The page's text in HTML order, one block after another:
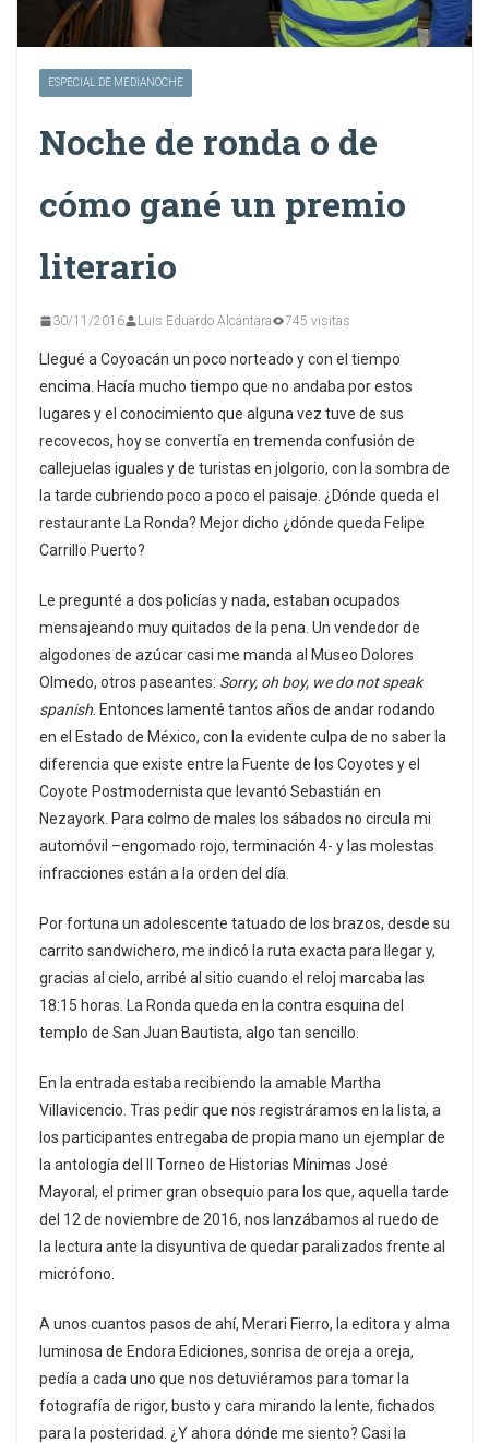
ESPECIAL DE MEDIANOCHE
Noche de ronda o de
cómo gané un premio
literario
30/11/2016 Luis Eduardo Alcántara 745 visitas
Llegué a Coyoacán un poco norteado y con el tiempo
encima. Hacía mucho tiempo que no andaba por estos
lugares y el conocimiento que alguna vez tuve de sus
recovecos, hoy se convertía en tremenda confusión de
callejuelas iguales y de turistas en jolgorio, con la sombra de
la tarde cubriendo poco a poco el paisaje. ¿Dónde queda el
restaurante La Ronda? Mejor dicho ¿dónde queda Felipe
Carrillo Puerto?
Le pregunté a dos policías y nada, estaban ocupados
mensajeando muy quitados de la pena. Un vendedor de
algodones de azúcar casi me manda al Museo Dolores
Olmedo, otros paseantes: Sorry, oh boy, we do not speak
spanish . Entonces lamenté tantos años de andar rodando
en el Estado de México, con la evidente culpa de no saber la
diferencia que existe entre la Fuente de los Coyotes y el
Coyote Postmodernista que levantó Sebastián en
Nezayork. Para colmo de males los sábados no circula mi
automóvil –engomado rojo, terminación 4- y las molestas
infracciones están a la orden del día.
Por fortuna un adolescente tatuado de los brazos, desde su
carrito sandwichero, me indicó la ruta exacta para llegar y,
gracias al cielo, arribé al sitio cuando el reloj marcaba las
18:15 horas. La Ronda queda en la contra esquina del
templo de San Juan Bautista, algo tan sencillo.
En la entrada estaba recibiendo la amable Martha
Villavicencio. Tras pedir que nos registráramos en la lista, a
los participantes entregaba de propia mano un ejemplar de
la antología del ll Torneo de Historias Mínimas José
Mayoral, el primer gran obsequio para los que, aquella tarde
del 12 de noviembre de 2016, nos lanzábamos al ruedo de
la lectura ante la disyuntiva de quedar paralizados frente al
micrófono.
A unos cuantos pasos de ahí, Merari Fierro, la editora y alma
luminosa de Endora Ediciones, sonrisa de oreja a oreja,
pedía a cada uno que nos detuviéramos para tomar la
fotografía de rigor, busto y cara mirando la lente, fichados
para la posteridad. ¿Y ahora dónde me siento? Casi la